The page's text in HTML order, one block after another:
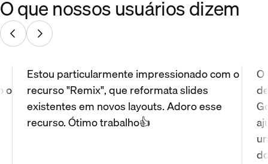
O que nossos usuários dizem
o
Estou particularmente impressionado com o
recurso "Remix", que reformata slides
existentes em novos layouts. Adoro esse
recurso. Ótimo trabalho👍